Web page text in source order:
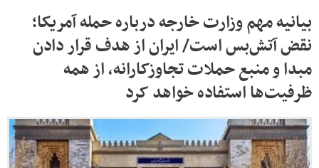
بیانیه مهم وزارت خارجه درباره حمله آمریکا؛
نقض آتش‌بس است/ ایران از هدف قرار دادن
مبدا و منبع حملات تجاوزکارانه، از همه
ظرفیت‌ها استفاده خواهد کرد